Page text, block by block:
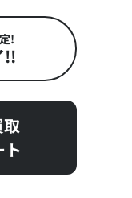
!
!!
ト